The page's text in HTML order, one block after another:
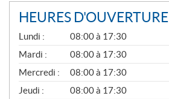
HEURES D'OUVERTURE
G
É
N
É
R
A
L
Lundi :
08:00 à 17:30
Mardi :
08:00 à 17:30
Mercredi :
08:00 à 17:30
Jeudi :
08:00 à 17:30